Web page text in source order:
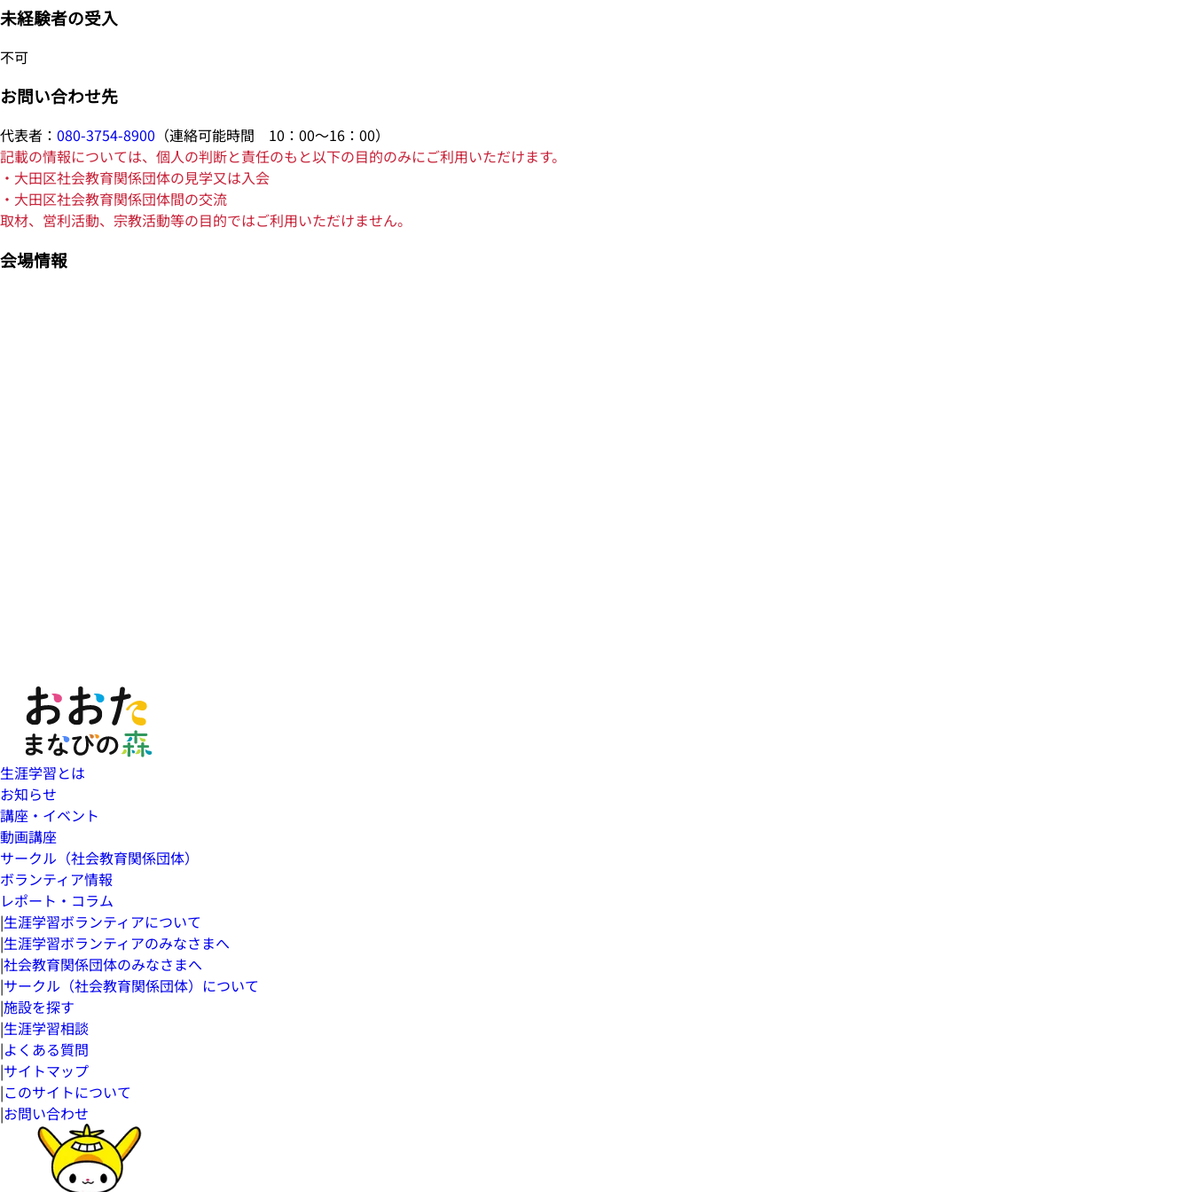
未経験者の受入
不可
お問い合わせ先
代表者： 080-3754-8900 （連絡可能時間 10：00～16：00）
記載の情報については、個人の判断と責任のもと以下の目的のみにご利用いただけます。
・大田区社会教育関係団体の見学又は入会
・大田区社会教育関係団体間の交流
取材、営利活動、宗教活動等の目的ではご利用いただけません。
会場情報
生涯学習とは
お知らせ
講座・イベント
動画講座
サークル（社会教育関係団体）
ボランティア情報
レポート・コラム
|生涯学習ボランティアについて
|生涯学習ボランティアのみなさまへ
|社会教育関係団体のみなさまへ
|サークル（社会教育関係団体）について
|施設を探す
|生涯学習相談
|よくある質問
|サイトマップ
|このサイトについて
|お問い合わせ